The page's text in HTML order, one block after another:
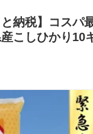
と納税】コスパ
こしひかり10